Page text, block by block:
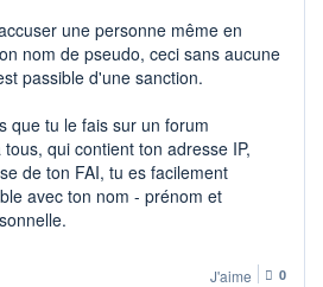
une personne même en
nom de pseudo, ceci sans aucune
passible d'une sanction.
que tu le fais sur un forum
qui contient ton adresse IP,
de ton FAI, tu es facilement
avec ton nom - prénom et
J'aime 0